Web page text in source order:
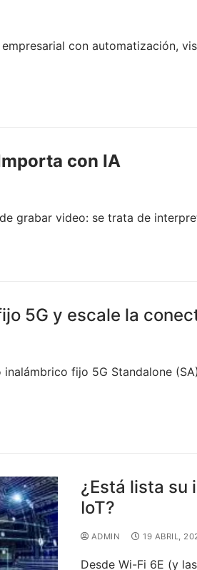
con automatización,
con IA
grabar video: se trata de
5G y escale la
fijo 5G Standalone
¿Está lista su
IoT?
ADMIN 19 ABRIL,
Desde Wi-Fi 6E (y